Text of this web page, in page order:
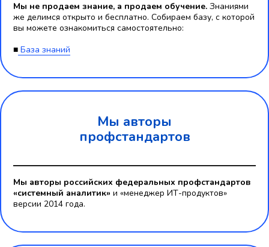
Мы не продаем знание, а продаем обучение. Знаниями
же делимся открыто и бесплатно. Собираем базу, с которой
вы можете ознакомиться самостоятельно:
■ База знаний
Мы авторы
профстандартов
Мы авторы российских федеральных профстандартов
«системный аналитик» и «менеджер ИТ-продуктов»
версии 2014 года.